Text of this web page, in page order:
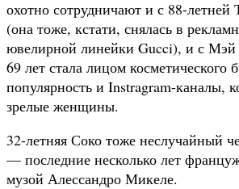
охотно сотрудничают и с 88-
(она тоже, кстати, снялась в
ювелирной линейки Gucci), и с Мэй
69 лет стала лицом косметического
популярность и Instragram-каналы,
зрелые женщины.
32-летняя Соко тоже неслучайный
— последние несколько лет
музой Алессандро Микеле.